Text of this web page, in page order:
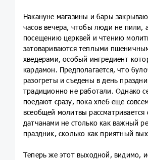
Накануне магазины и бары
часов вечера, чтобы люди не пили,
посещению церквей и чтению
затовариваются теплыми
хведерами, особый ингредиент
кардамон. Предполагается, что
разогреты и съедены в день
традиционно не работали. Однако
поедают сразу, пока хлеб еще
всеобщей молитвы
датчанами не столько как важный
праздник, сколько как приятный
Теперь же этот выходной, видимо,